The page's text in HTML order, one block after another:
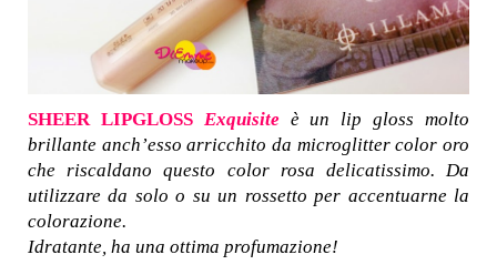
SHEER LIPGLOSS Exquisite è un lip gloss molto
brillante anch’esso arricchito da microglitter color oro
che riscaldano questo color rosa delicatissimo. Da
utilizzare da solo o su un rossetto per accentuarne la
colorazione.
Idratante, ha una ottima profumazione!